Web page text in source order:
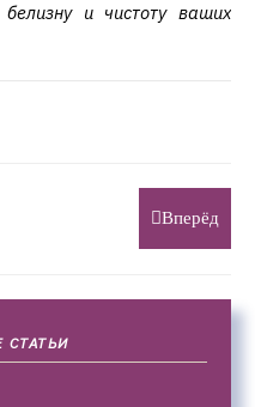
и чистоту ваших
Вперёд
СТАТЬИ